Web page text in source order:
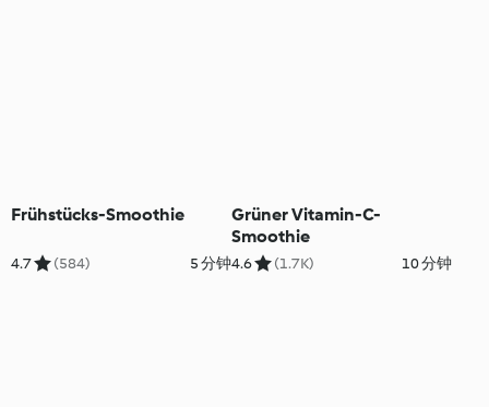
Frühstücks-Smoothie
4.7 (584) 5 分钟
Grüner Vitamin-C-
Smoothie
4.6 (1.7K) 10 分钟